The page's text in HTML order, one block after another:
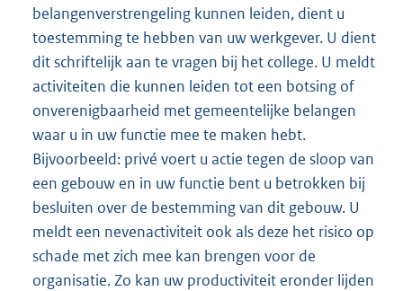
belangenverstrengeling kunnen leiden, dient u
toestemming te hebben van uw werkgever. U dient
dit schriftelijk aan te vragen bij het college. U meldt
activiteiten die kunnen leiden tot een botsing of
onverenigbaarheid met gemeentelijke belangen
waar u in uw functie mee te maken hebt.
Bijvoorbeeld: privé voert u actie tegen de sloop van
een gebouw en in uw functie bent u betrokken bij
besluiten over de bestemming van dit gebouw. U
meldt een nevenactiviteit ook als deze het risico op
schade met zich mee kan brengen voor de
organisatie. Zo kan uw productiviteit eronder lijden